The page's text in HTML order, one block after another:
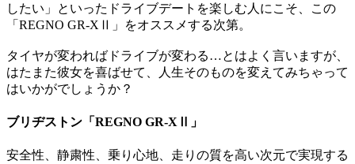
したい」といったドライブデートを楽しむ人にこそ、この
「REGNO GR-XⅡ」をオススメする次第。
タイヤが変わればドライブが変わる…とはよく言いますが、
はたまた彼女を喜ばせて、人生そのものを変えてみちゃって
はいかがでしょうか？
ブリヂストン「REGNO GR-XⅡ」
安全性、静粛性、乗り心地、走りの質を高い次元で実現する